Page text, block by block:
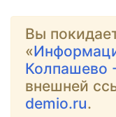
Вы
«
Колпашево
внешней
demio.ru.